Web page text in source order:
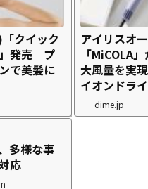
クイック
」発売 プ
で美髪に
アイリスオ
「MiCOLA
大風量を実
イオンドラ
dime.jp
多様な事
応